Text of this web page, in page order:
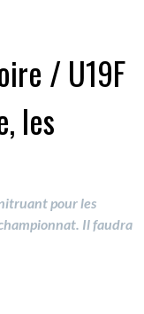
/ U19F
les
pour les
Il faudra